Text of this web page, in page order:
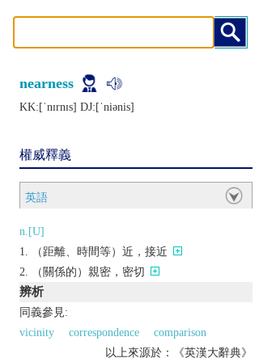
nearness
KK:[ˈnɪrnɪs] DJ:[ˈniǝnis]
權威釋義
英語
n.[U]
（距離、時間等）近，接近
（關係的）親密，密切
辨析
同義參見:
vicinity
correspondence
comparison
以上來源於：《英漢大辭典》